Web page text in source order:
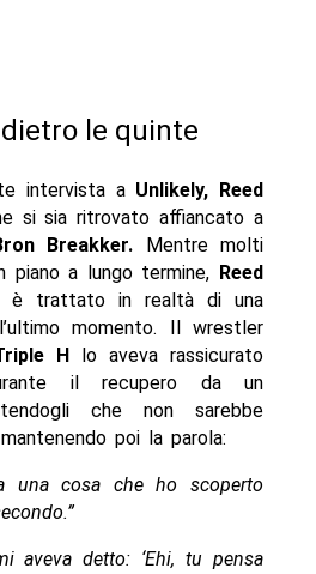
dietro le quinte
intervista a Unlikely, Reed
si sia ritrovato affiancato a
Breakker. Mentre molti
piano a lungo termine, Reed
è trattato in realtà di una
momento. Il wrestler
H
lo aveva rassicurato
il recupero da un
che non sarebbe
poi la parola:
una cosa che ho scoperto
aveva detto: ‘Ehi, tu pensa